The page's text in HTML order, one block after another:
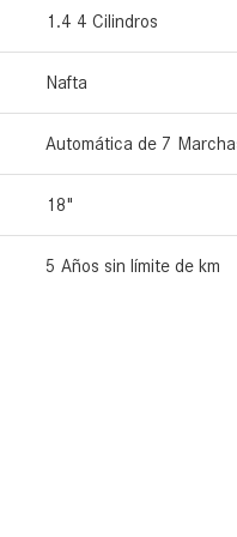
1.4 4 Cilindros​
Nafta
Automática de 7
18"
5 Años sin límite de km​